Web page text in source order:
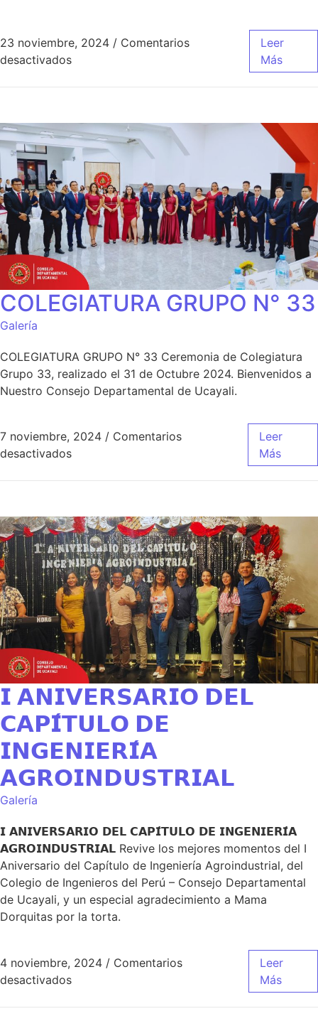
23 noviembre, 2024 / Comentarios
desactivados
Leer
Más
COLEGIATURA GRUPO N° 33
Galería
COLEGIATURA GRUPO N° 33 Ceremonia de Colegiatura
Grupo 33, realizado el 31 de Octubre 2024. Bienvenidos a
Nuestro Consejo Departamental de Ucayali.
7 noviembre, 2024 / Comentarios
desactivados
Leer
Más
𝗜 𝗔𝗡𝗜𝗩𝗘𝗥𝗦𝗔𝗥𝗜𝗢 𝗗𝗘𝗟
𝗖𝗔𝗣𝗜́𝗧𝗨𝗟𝗢 𝗗𝗘
𝗜𝗡𝗚𝗘𝗡𝗜𝗘𝗥𝗜́𝗔
𝗔𝗚𝗥𝗢𝗜𝗡𝗗𝗨𝗦𝗧𝗥𝗜𝗔𝗟
Galería
𝗜 𝗔𝗡𝗜𝗩𝗘𝗥𝗦𝗔𝗥𝗜𝗢 𝗗𝗘𝗟 𝗖𝗔𝗣𝗜́𝗧𝗨𝗟𝗢 𝗗𝗘 𝗜𝗡𝗚𝗘𝗡𝗜𝗘𝗥𝗜́𝗔
𝗔𝗚𝗥𝗢𝗜𝗡𝗗𝗨𝗦𝗧𝗥𝗜𝗔𝗟 Revive los mejores momentos del I
Aniversario del Capítulo de Ingeniería Agroindustrial, del
Colegio de Ingenieros del Perú – Consejo Departamental
de Ucayali, y un especial agradecimiento a Mama
Dorquitas por la torta.
4 noviembre, 2024 / Comentarios
desactivados
Leer
Más